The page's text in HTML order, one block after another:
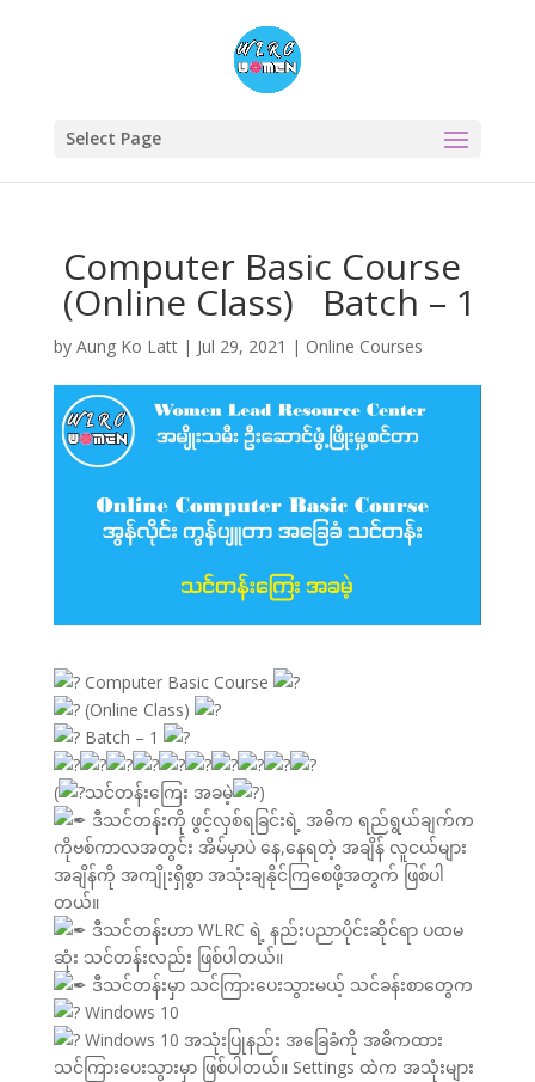
Select Page
Computer Basic Course
(Online Class) Batch – 1
by Aung Ko Latt| Jul 29, 2021 | Online Courses
Computer Basic Course
(Online Class)
Batch – 1
( သင်တန်းကြေး အခမဲ့
)
ဒီသင်တန်းကို ဖွင့်လှစ်ရခြင်းရဲ့ အဓိက ရည်ရွယ်ချက်က
ကိုဗစ်ကာလအတွင်း အိမ်မှာပဲ နေ,နေရတဲ့ အချိန် လူငယ်များ
အချိန်ကို အကျိုးရှိစွာ အသုံးချနိုင်ကြစေဖို့အတွက် ဖြစ်ပါ
တယ်။
ဒီသင်တန်းဟာ WLRC ရဲ့ နည်းပညာပိုင်းဆိုင်ရာ ပထမ
ဆုံး သင်တန်းလည်း ဖြစ်ပါတယ်။
ဒီသင်တန်းမှာ သင်ကြားပေးသွားမယ့် သင်ခန်းစာတွေက
Windows 10
Windows 10 အသုံးပြုနည်း အခြေခံကို အဓိကထား
သင်ကြားပေးသွားမှာ ဖြစ်ပါတယ်။ Settings ထဲက အသုံးများ